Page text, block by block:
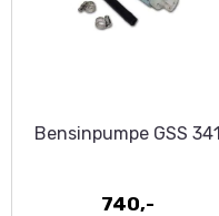
Bensinpumpe GSS 341
740,-